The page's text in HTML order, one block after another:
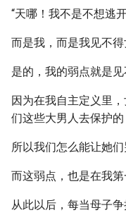
“天哪！我不是不想逃
而是我，而是我见不得
是的，我的弱点就是见
因为在我自主定义里
们这些大男人去保护的
所以我们怎么能让她们
而这弱点，也是在我
从此以后，每当母子